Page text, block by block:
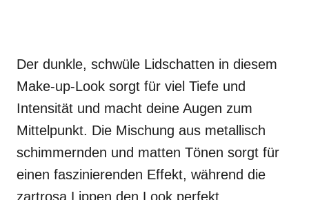
Der dunkle, schwüle Lidschatten in diesem
Make-up-Look sorgt für viel Tiefe und
Intensität und macht deine Augen zum
Mittelpunkt. Die Mischung aus metallisch
schimmernden und matten Tönen sorgt für
einen faszinierenden Effekt, während die
zartrosa Lippen den Look perfekt